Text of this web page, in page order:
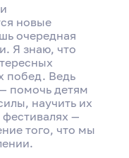
новые
очередная
Я знаю, что
побед. Ведь
помочь детям
научить их
—
того, что мы